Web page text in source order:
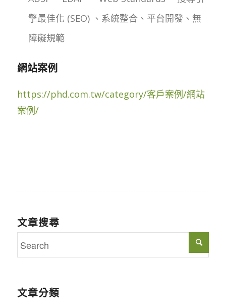
擎最佳化 (SEO) 、系統整合、平台開發、無
障礙規範
網站案例
https://phd.com.tw/category/客戶案例/網站
案例/
文章搜尋
文章分類